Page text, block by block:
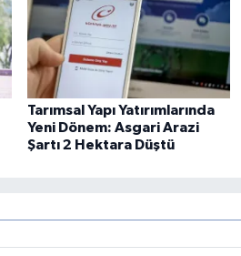
Tarımsal Yapı Yatırımlarında
Yeni Dönem: Asgari Arazi
Şartı 2 Hektara Düştü